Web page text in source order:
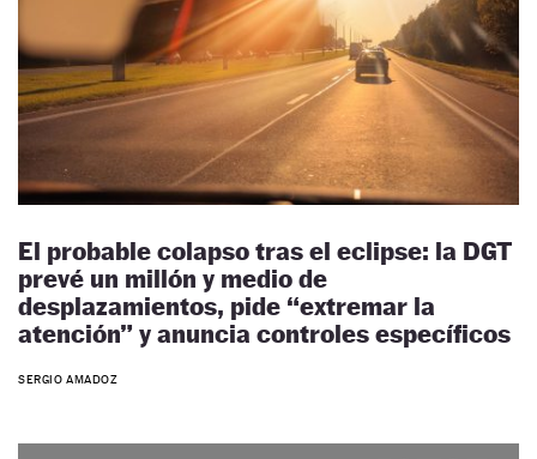
El probable colapso tras el eclipse: la DGT
prevé un millón y medio de
desplazamientos, pide “extremar la
atención” y anuncia controles específicos
SERGIO AMADOZ